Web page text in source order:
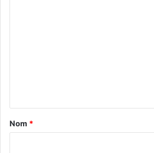
a
Nom *